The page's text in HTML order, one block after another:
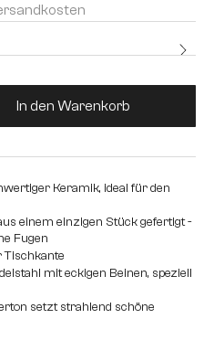
Anzahl: Gib den
In den Warenkorb
Keramik, ideal für den
einem einzigen Stück gefertigt -
Fugen
Tischkante
mit eckigen Beinen, speziell
setzt strahlend schöne